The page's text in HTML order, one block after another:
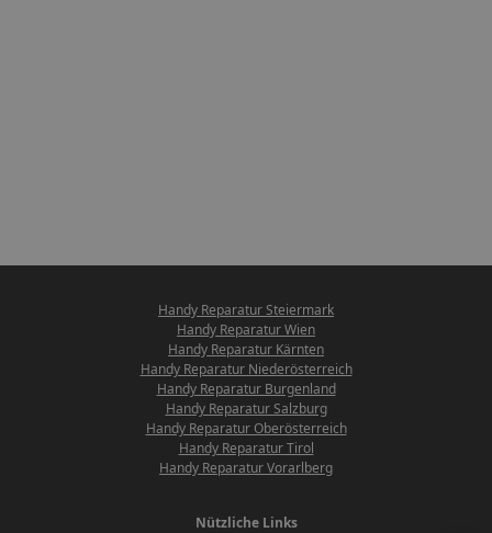
Handy Reparatur Steiermark
Handy Reparatur Wien
Handy Reparatur Kärnten
Handy Reparatur Niederösterreich
Handy Reparatur Burgenland
Handy Reparatur Salzburg
Handy Reparatur Oberösterreich
Handy Reparatur Tirol
Handy Reparatur Vorarlberg
Nützliche Links